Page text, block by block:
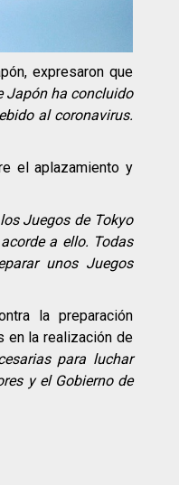
expresaron que
Japón ha concluido
al coronavirus.
el aplazamiento y
Juegos de Tokyo
a ello. Todas
unos Juegos
la preparación
en la realización de
para luchar
y el Gobierno de